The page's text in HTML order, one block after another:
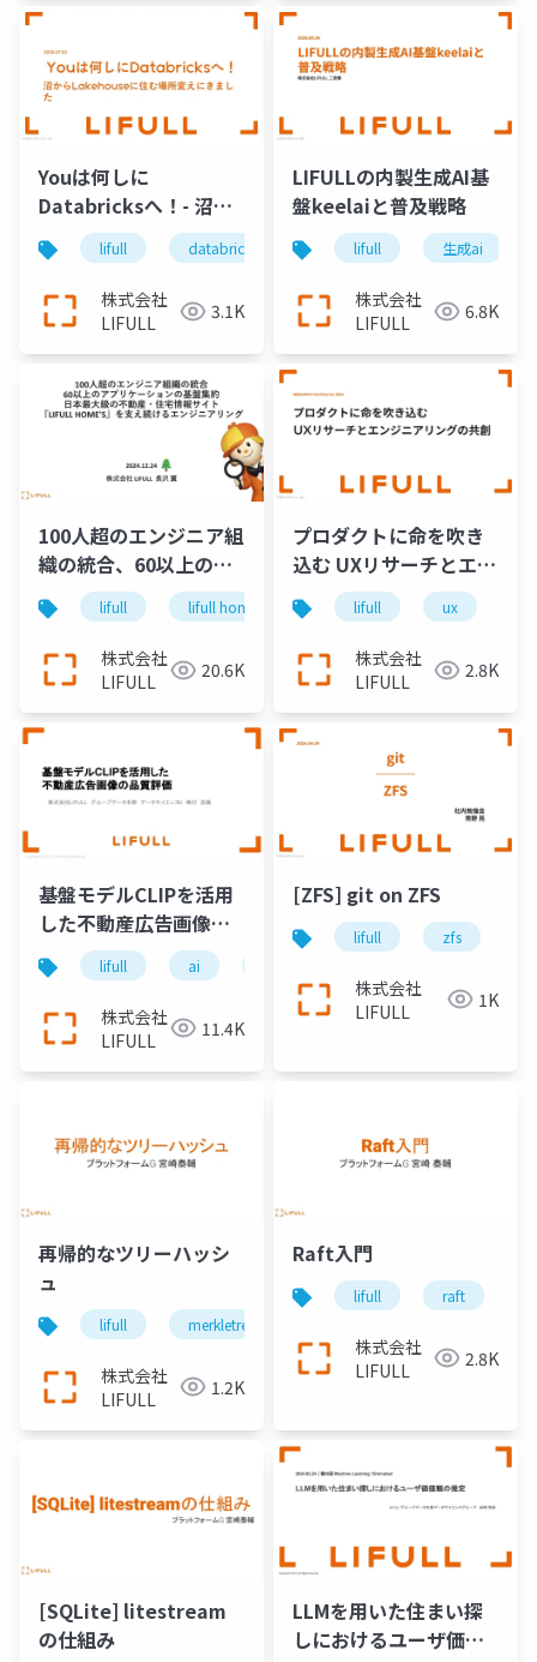
Youは何しに
Databricksへ！- 沼か
らLakehouseに住む場
所変えにきました
lifull databricks データ基盤 エンジニア
株式会社
LIFULL
3.1K
LIFULLの内製生成AI基
盤keelaiと普及戦略
lifull 生成ai
株式会社
LIFULL
6.8K
100人超のエンジニア組
織の統合、60以上のア
プリケーションの基盤
集約、日本最大級の不
動産・住宅情報サイト
『LIFULL HOME'S』を
支え続けるエンジニア
リング＿長沢翼
lifull lifull home's cto keel
株式会社
LIFULL
20.6K
プロダクトに命を吹き
込む UXリサーチとエン
ジニアリングの共創
lifull ux
株式会社
LIFULL
2.8K
基盤モデルCLIPを活用
した不動産広告画像品
質評価lifull ai
株式会社
LIFULL
11.4K
[ZFS] git on ZFS
lifull zfs
株式会社
LIFULL
1K
再帰的なツリーハッシ
ュ
lifull merkletree
株式会社
LIFULL
1.2K
Raft入門
lifull raft
株式会社
LIFULL
2.8K
[SQLite] litestream
の仕組み
LLMを用いた住まい探
しにおけるユーザ価値